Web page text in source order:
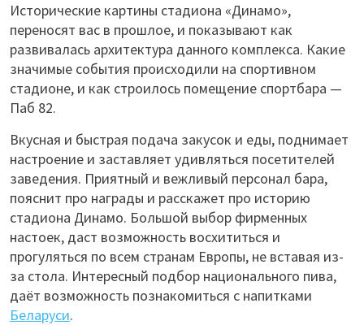
Исторические картины стадиона «Динамо»,
переносят вас в прошлое, и показывают как
развивалась архитектура данного комплекса. Какие
значимые события происходили на спортивном
стадионе, и как строилось помещение спортбара —
Паб 82.
Вкусная и быстрая подача закусок и еды, поднимает
настроение и заставляет удивляться посетителей
заведения. Приятный и вежливый персонал бара,
пояснит про награды и расскажет про историю
стадиона Динамо. Большой выбор фирменных
настоек, даст возможность восхититься и
прогуляться по всем странам Европы, не вставая из-
за стола. Интересный подбор национального пива,
даёт возможность познакомиться с напитками
Беларуси.